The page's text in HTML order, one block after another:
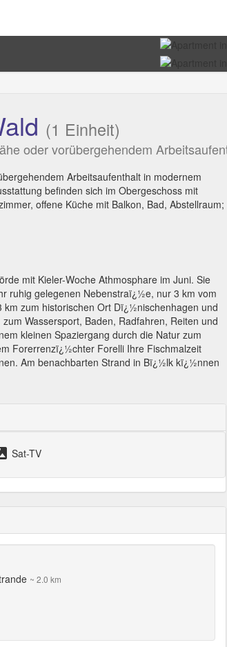
(1 Einheit)
oder vorübergehendem
Arbeitsaufenthalt in modernem
befinden sich im Obergeschoss mit
offene Küche mit Balkon, Bad, Abstellraum;
mit Kieler-Woche Athmosphare im Juni. Sie
ruhig gelegenen Nebenstraï¿½e, nur 3 km vom
zum historischen Ort Dï¿½nischenhagen und
Wassersport, Baden, Radfahren, Reiten und
kleinen Spaziergang durch die Natur zum
Forerrenzï¿½chter Forelli Ihre Fischmalzeit
Am benachbarten Strand in Bï¿½lk kï¿½nnen
Sat-TV
~ 2.0 km